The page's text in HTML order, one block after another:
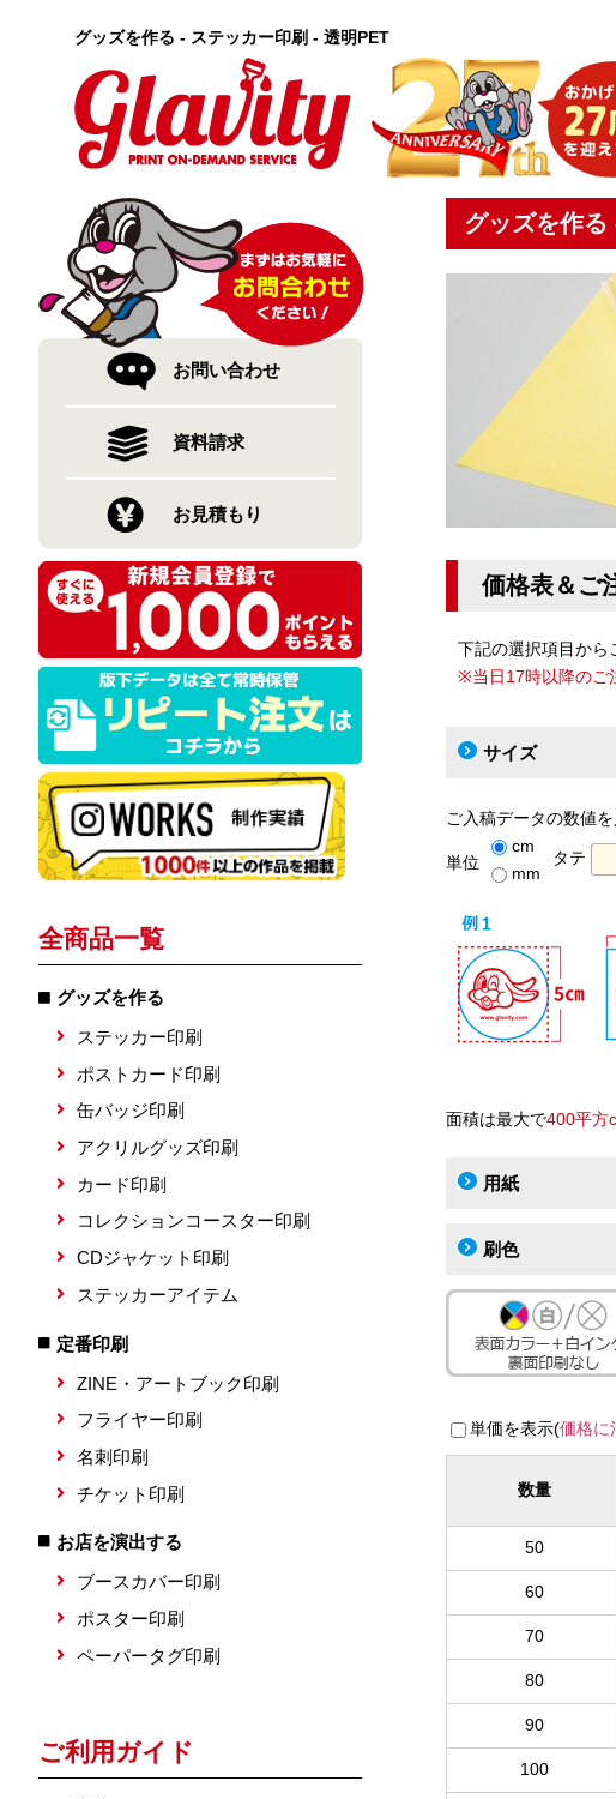
グッズを作る - ステッカー印刷 - 透明PET
お問い合わせ
資料請求
お見積もり
全商品一覧
グッズを作る
ステッカー印刷
ポストカード印刷
缶バッジ印刷
アクリルグッズ印刷
カード印刷
コレクションコースター印刷
CDジャケット印刷
ステッカーアイテム
定番印刷
ZINE・アートブック印刷
フライヤー印刷
名刺印刷
チケット印刷
お店を演出する
ブースカバー印刷
ポスター印刷
ペーパータグ印刷
ご利用ガイド
グッズを作
価格表＆ご
下記の選択項目から
※当日17時以降のご
サイズ
ご入稿データの数値
単位
cm
mm
タテ
面積は最大で400平方
用紙
刷色
単価を表示(価格に
数量
50
60
70
80
90
100